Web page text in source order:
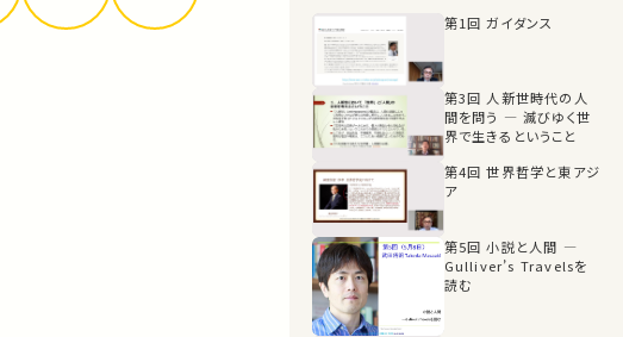
第1回 ガイダンス
第3回 人新世時代の人
間を問う ― 滅びゆく世
界で生きるということ
第4回 世界哲学と東アジ
ア
第5回 小説と人間 ―
Gulliver’s Travelsを
読む